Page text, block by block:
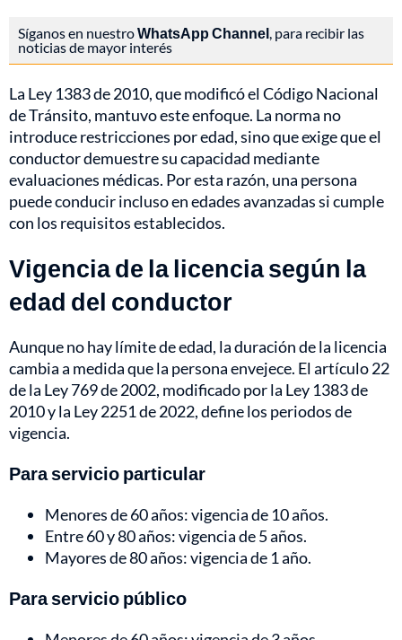
Síganos en nuestroWhatsApp Channel, para recibir las
noticias de mayor interés
La Ley 1383 de 2010, que modificó el Código Nacional
de Tránsito, mantuvo este enfoque. La norma no
introduce restricciones por edad, sino que exige que el
conductor demuestre su capacidad mediante
evaluaciones médicas. Por esta razón, una persona
puede conducir incluso en edades avanzadas si cumple
con los requisitos establecidos.
Vigencia de la licencia según la
edad del conductor
Aunque no hay límite de edad, la duración de la licencia
cambia a medida que la persona envejece. El artículo 22
de la Ley 769 de 2002, modificado por la Ley 1383 de
2010 y la Ley 2251 de 2022, define los periodos de
vigencia.
Para servicio particular
Menores de 60 años: vigencia de 10 años.
Entre 60 y 80 años: vigencia de 5 años.
Mayores de 80 años: vigencia de 1 año.
Para servicio público